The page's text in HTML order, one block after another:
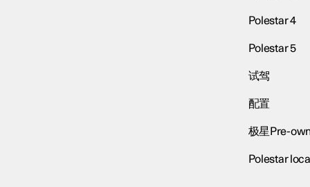
Polestar 4
Polestar 5
试驾
配置
极星Pre-
Polestar